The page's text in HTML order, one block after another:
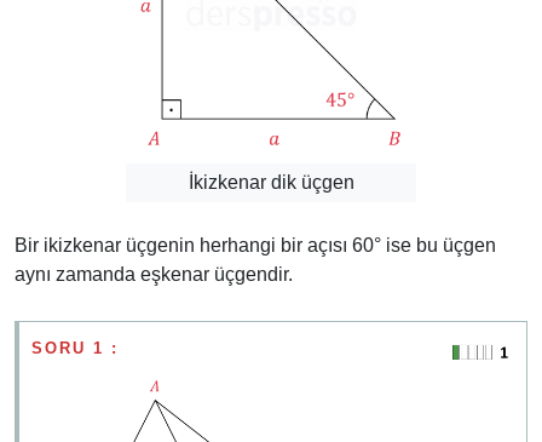
İkizkenar dik üçgen
Bir ikizkenar üçgenin herhangi bir açısı 60° ise bu üçgen
aynı zamanda eşkenar üçgendir.
SORU 1 :